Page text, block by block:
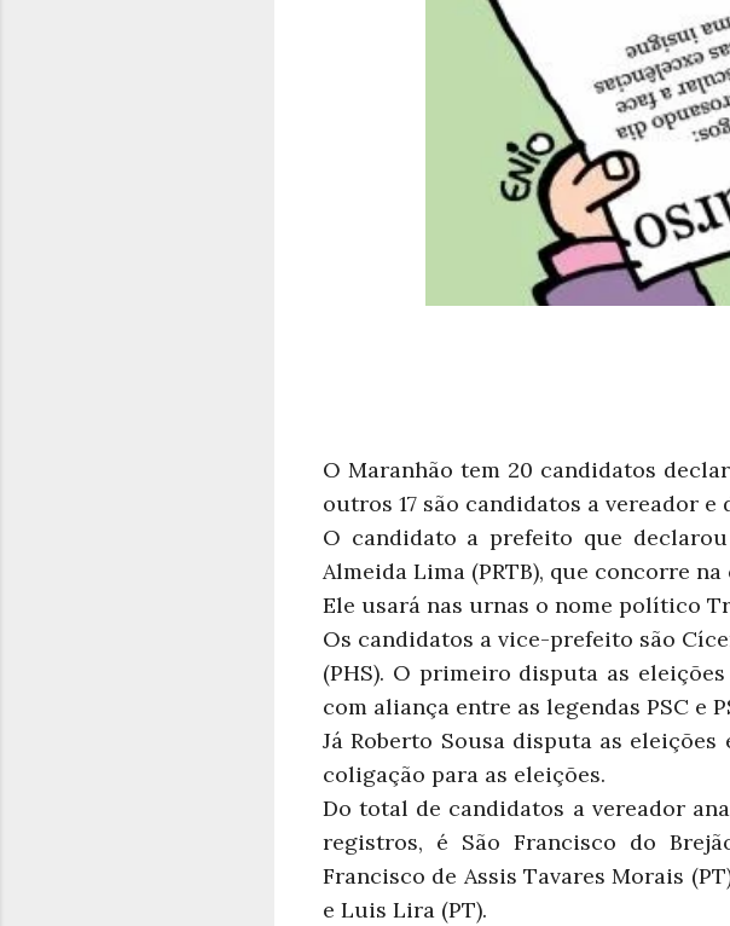
O Maranhão tem 20 candidatos
outros 17 são candidatos a vereador
O candidato a prefeito que
Almeida Lima (PRTB), que concorre
Ele usará nas urnas o nome político
Os candidatos a vice-prefeito são
(PHS). O primeiro disputa as
com aliança entre as legendas PSC e
Já Roberto Sousa disputa as
coligação para as eleições.
Do total de candidatos a vereador
registros, é São Francisco do
Francisco de Assis Tavares Morais
e Luis Lira (PT).